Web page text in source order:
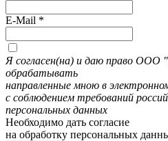
E-Mail *
Я согласен(на) и даю право ООО
обрабатывать
направленные мною в
с соблюдением требований
персональных данных
Необходимо дать согласие
на обработку персональных